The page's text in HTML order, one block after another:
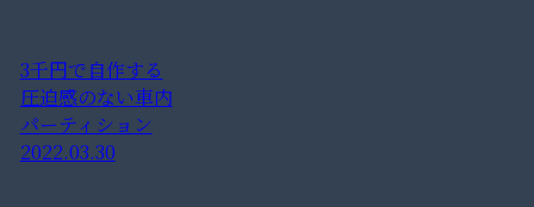
3千円で自作する
圧迫感のない車内
パーティション
2022.03.30